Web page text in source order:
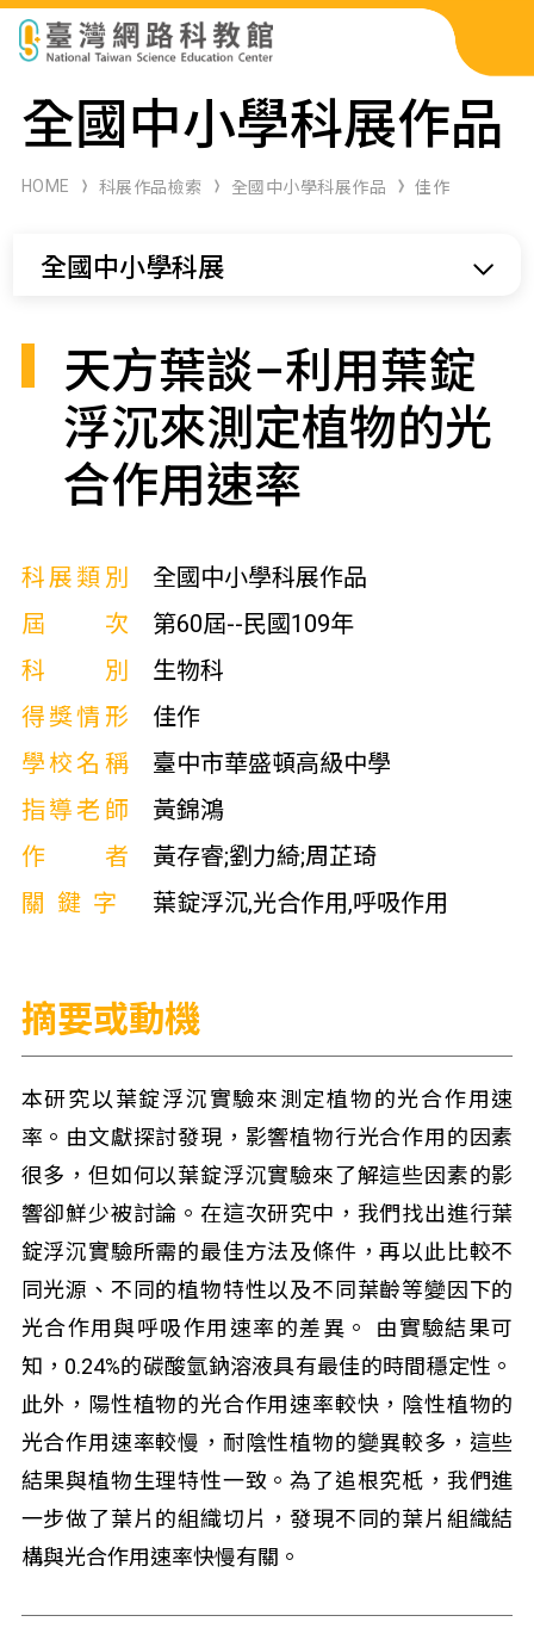
科展作品檢索
科學研習月刊
全國中小學科展作品
HOME 科展作品檢索 全國中小學科展作品 佳作
全國中小學科展
天方葉談–利用葉錠
浮沉來測定植物的光
合作用速率
科展類別
全國中小學科展作品
屆次
第60屆--民國109年
科別
生物科
得獎情形
佳作
學校名稱
臺中市華盛頓高級中學
指導老師
黃錦鴻
作者
黃存睿;劉力綺;周芷琦
關鍵字
葉錠浮沉,光合作用,呼吸作用
摘要或動機
本研究以葉錠浮沉實驗來測定植物的光合作用速
率。由文獻探討發現，影響植物行光合作用的因素
很多，但如何以葉錠浮沉實驗來了解這些因素的影
響卻鮮少被討論。在這次研究中，我們找出進行葉
錠浮沉實驗所需的最佳方法及條件，再以此比較不
同光源、不同的植物特性以及不同葉齡等變因下的
光合作用與呼吸作用速率的差異。 由實驗結果可
知，0.24%的碳酸氫鈉溶液具有最佳的時間穩定性。
此外，陽性植物的光合作用速率較快，陰性植物的
光合作用速率較慢，耐陰性植物的變異較多，這些
結果與植物生理特性一致。為了追根究柢，我們進
一步做了葉片的組織切片，發現不同的葉片組織結
構與光合作用速率快慢有關。